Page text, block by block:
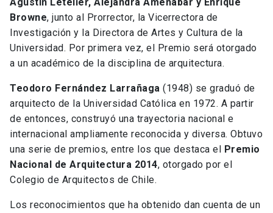
Browne, junto al Prorrector, la Vicerrectora de
Investigación y la Directora de Artes y Cultura de la
Universidad. Por primera vez, el Premio será otorgado
a un académico de la disciplina de arquitectura.
Teodoro Fernández Larrañaga (1948) se graduó de
arquitecto de la Universidad Católica en 1972. A partir
de entonces, construyó una trayectoria nacional e
internacional ampliamente reconocida y diversa. Obtuvo
una serie de premios, entre los que destaca el Premio
Nacional de Arquitectura 2014, otorgado por el
Colegio de Arquitectos de Chile.
Los reconocimientos que ha obtenido dan cuenta de un